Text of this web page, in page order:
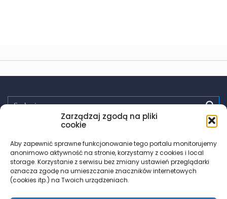
Zarządzaj zgodą na pliki
cookie
Aby zapewnić sprawne funkcjonowanie tego portalu monitorujemy
anonimowo aktywność na stronie, korzystamy z cookies i local
storage. Korzystanie z serwisu bez zmiany ustawień przeglądarki
oznacza zgodę na umieszczanie znaczników internetowych
(cookies itp.) na Twoich urządzeniach.
randki wsparcie pomoc
testy hiv